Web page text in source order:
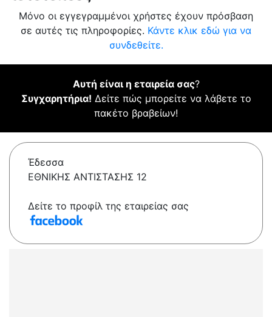
Μόνο οι εγγεγραμμένοι χρήστες έχουν πρόσβαση
σε αυτές τις πληροφορίες. Κάντε κλικ εδώ για να
συνδεθείτε.
Αυτή είναι η εταιρεία σας?
Συγχαρητήρια! Δείτε πώς μπορείτε να λάβετε το
πακέτο βραβείων!
Έδεσσα
ΕΘΝΙΚΗΣ ΑΝΤΙΣΤΑΣΗΣ 12
Δείτε το προφίλ της εταιρείας σας